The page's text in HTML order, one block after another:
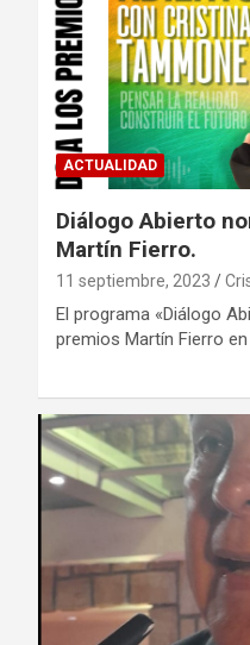
ACTUALIDAD
Diálogo Abierto
Martín Fierro.
11 septiembre, 2023
El programa «Diálogo
premios Martín Fierro